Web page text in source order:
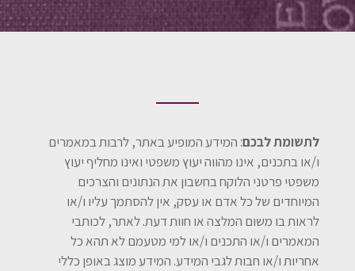
לתשומת לבכם: המידע המופיע באתר, לרבות במאמרים
ו/או בתכנים, אינו מהווה יעוץ משפטי ואינו מחליף יעוץ
משפטי פרטני הלוקח בחשבון את הנתונים והצרכים
המיוחדים של כל אדם או עסק, אין להסתמך עליו ו/או
לראות בו משום המלצה או חוות דעת. לאתר, לכותבי
המאמרים ו/או התכנים ו/או למי מטעמם לא תהא כל
אחריות ו/או חבות לגבי המידע. המידע מוצג באופן כללי